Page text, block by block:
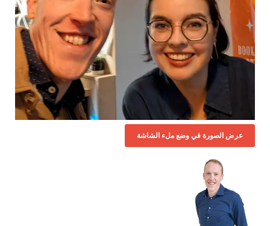
عرض الصورة في وضع ملء الشاشة